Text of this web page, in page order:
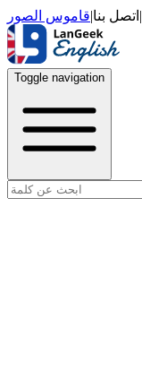
| اتصل بنا|قاموس الصور
Toggle navigation